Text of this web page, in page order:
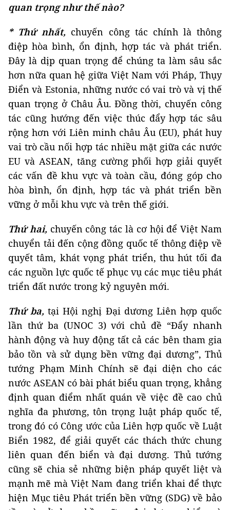
quan trọng như thế nào?
* Thứ nhất, chuyến công tác chính là thông
điệp hòa bình, ổn định, hợp tác và phát triển.
Đây là dịp quan trọng để chúng ta làm sâu sắc
hơn nữa quan hệ giữa Việt Nam với Pháp, Thụy
Điển và Estonia, những nước có vai trò và vị thế
quan trọng ở Châu Âu. Đồng thời, chuyến công
tác cũng hướng đến việc thúc đẩy hợp tác sâu
rộng hơn với Liên minh châu Âu (EU), phát huy
vai trò cầu nối hợp tác nhiều mặt giữa các nước
EU và ASEAN, tăng cường phối hợp giải quyết
các vấn đề khu vực và toàn cầu, đóng góp cho
hòa bình, ổn định, hợp tác và phát triển bền
vững ở mỗi khu vực và trên thế giới.
Thứ hai, chuyến công tác là cơ hội để Việt Nam
chuyển tải đến cộng đồng quốc tế thông điệp về
quyết tâm, khát vọng phát triển, thu hút tối đa
các nguồn lực quốc tế phục vụ các mục tiêu phát
triển đất nước trong kỷ nguyên mới.
Thứ ba, tại Hội nghị Đại dương Liên hợp quốc
lần thứ ba (UNOC 3) với chủ đề “Đẩy nhanh
hành động và huy động tất cả các bên tham gia
bảo tồn và sử dụng bền vững đại dương”, Thủ
tướng Phạm Minh Chính sẽ đại diện cho các
nước ASEAN có bài phát biểu quan trọng, khẳng
định quan điểm nhất quán về việc đề cao chủ
nghĩa đa phương, tôn trọng luật pháp quốc tế,
trong đó có Công ước của Liên hợp quốc về Luật
Biển 1982, để giải quyết các thách thức chung
liên quan đến biển và đại dương. Thủ tướng
cũng sẽ chia sẻ những biện pháp quyết liệt và
mạnh mẽ mà Việt Nam đang triển khai để thực
hiện Mục tiêu Phát triển bền vững (SDG) về bảo